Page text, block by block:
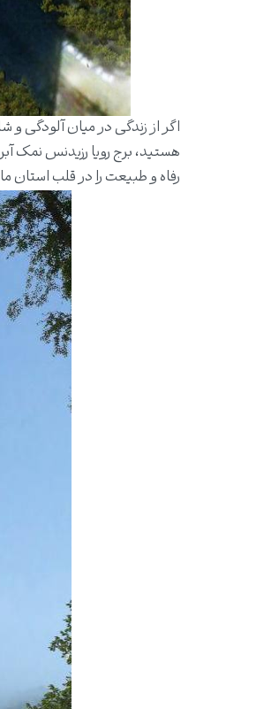
اگر از زندگی در میان آلودگی
هستید، برج رویا رزیدنس نمک
رفاه و طبیعت را در قلب استان